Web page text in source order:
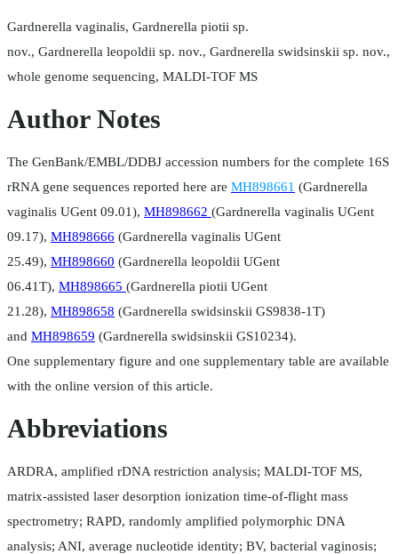
Gardnerella vaginalis, Gardnerella piotii sp.
nov., Gardnerella leopoldii sp. nov., Gardnerella swidsinskii sp. nov.,
whole genome sequencing, MALDI-TOF MS
Author Notes
The GenBank/EMBL/DDBJ accession numbers for the complete 16S
rRNA gene sequences reported here are MH898661 (Gardnerella
vaginalis UGent 09.01), MH898662 (Gardnerella vaginalis UGent
09.17), MH898666 (Gardnerella vaginalis UGent
25.49), MH898660 (Gardnerella leopoldii UGent
06.41T), MH898665 (Gardnerella piotii UGent
21.28), MH898658 (Gardnerella swidsinskii GS9838-1T)
and MH898659 (Gardnerella swidsinskii GS10234).
One supplementary figure and one supplementary table are available
with the online version of this article.
Abbreviations
ARDRA, amplified rDNA restriction analysis; MALDI-TOF MS,
matrix-assisted laser desorption ionization time-of-flight mass
spectrometry; RAPD, randomly amplified polymorphic DNA
analysis; ANI, average nucleotide identity; BV, bacterial vaginosis;